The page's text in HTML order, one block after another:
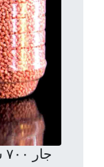
جار ۷۰۰ سی سی خمره ای دهانه ۷۰